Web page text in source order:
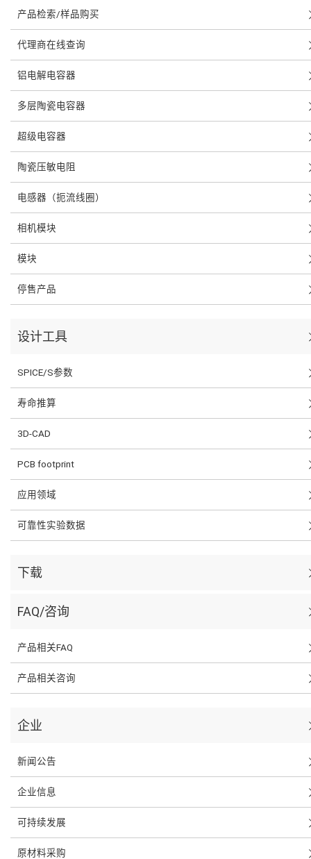
产品检索/样品购买
代理商在线查询
铝电解电容器
多层陶瓷电容器
超级电容器
陶瓷压敏电阻
电感器（扼流线圈）
相机模块
模块
停售产品
设计工具
SPICE/S参数
寿命推算
3D-CAD
PCB footprint
应用领域
可靠性实验数据
下载
FAQ/咨询
产品相关FAQ
产品相关咨询
企业
新闻公告
企业信息
可持续发展
原材料采购